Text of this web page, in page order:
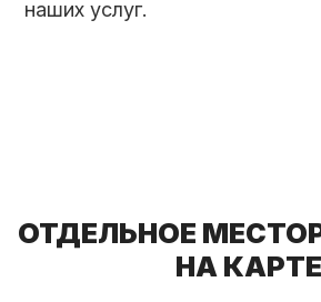
наших услуг.
ОТДЕЛЬНОЕ
НА КАРТЕ